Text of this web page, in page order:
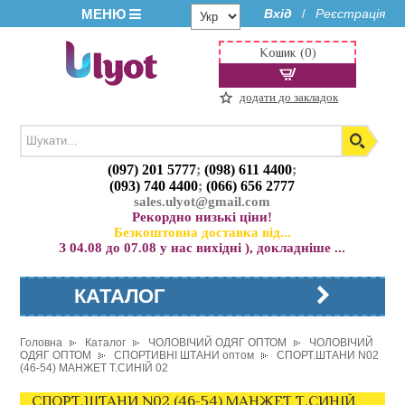
МЕНЮ Вхід / Реєстрація
(097) 201 5777;(098) 611 4400;
(093) 740 4400;(066) 656 2777
sales.ulyot@gmail.com
Рекордно низькі ціни!
Безкоштовна доставка від...
З 04.08 до 07.08 у нас вихідні ), докладніше ...
Кошик (0)
додати до закладок
КАТАЛОГ
Головна Каталог ЧОЛОВІЧИЙ ОДЯГ ОПТОМ
ЧОЛОВІЧИЙ
ОДЯГ ОПТОМ
СПОРТИВНІ ШТАНИ оптом
СПОРТ.ШТАНИ N02
(46-54) МАНЖЕТ Т.СИНІЙ 02
СПОРТ.ШТАНИ N02 (46-54) МАНЖЕТ Т.СИНІЙ